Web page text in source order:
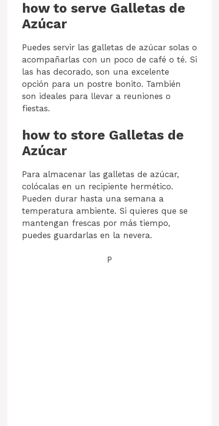
how to serve Galletas de
Azúcar
Puedes servir las galletas de azúcar solas o
acompañarlas con un poco de café o té. Si
las has decorado, son una excelente
opción para un postre bonito. También
son ideales para llevar a reuniones o
fiestas.
how to store Galletas de
Azúcar
Para almacenar las galletas de azúcar,
colócalas en un recipiente hermético.
Pueden durar hasta una semana a
temperatura ambiente. Si quieres que se
mantengan frescas por más tiempo,
puedes guardarlas en la nevera.
P